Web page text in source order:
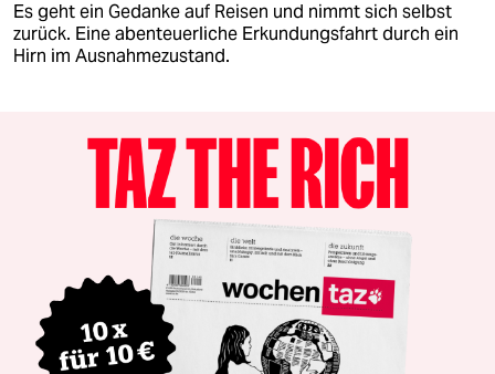
Es geht ein Gedanke auf Reisen und nimmt sich selbst
zurück. Eine abenteuerliche Erkundungsfahrt durch ein
Hirn im Ausnahmezustand.